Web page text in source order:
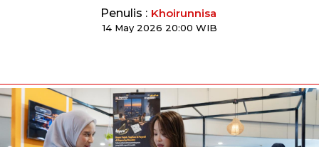
Penulis : Khoirunnisa
14 May 2026 20:00 WIB